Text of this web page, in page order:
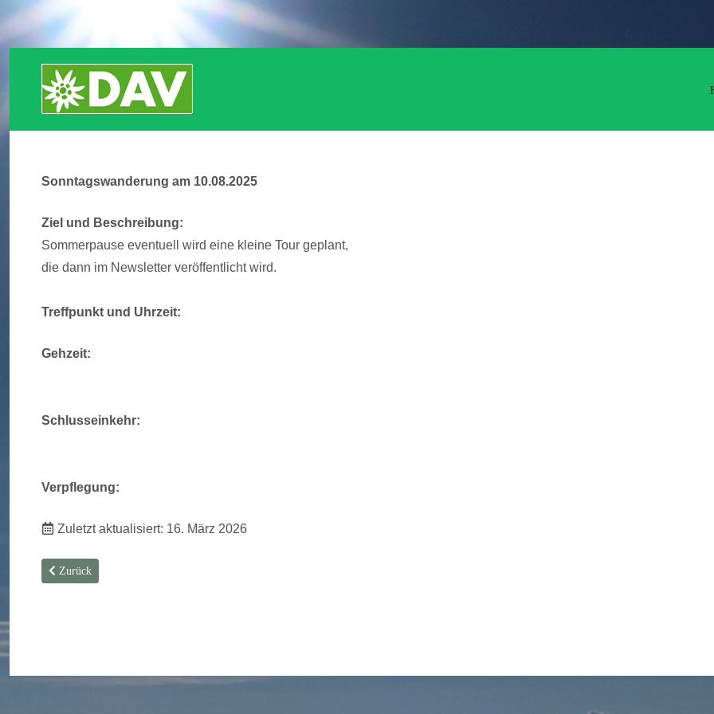
Sonntagswanderung am 10.08.2025
Ziel und Beschreibung:
Sommerpause eventuell wird eine kleine Tour geplant,
die dann im Newsletter veröffentlicht wird.
Treffpunkt und Uhrzeit:
Gehzeit:
Schlusseinkehr:
Verpflegung:
Zuletzt aktualisiert: 16. März 2026
Vorheriger Beitrag: Sonntagswanderung Juli 2026
Zurück
Ausbildung
Klettern